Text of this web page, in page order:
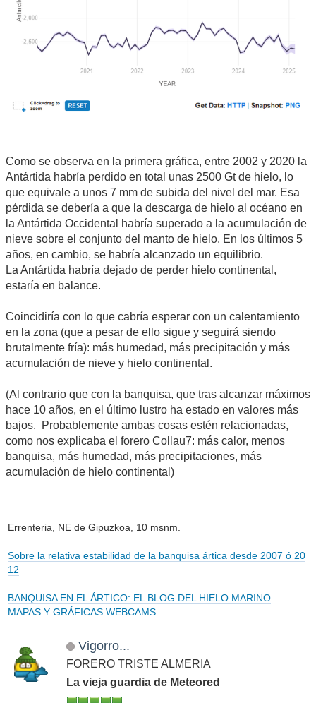
Como se observa en la primera gráfica, entre 2002 y 2020 la
Antártida habría perdido en total unas 2500 Gt de hielo, lo
que equivale a unos 7 mm de subida del nivel del mar. Esa
pérdida se debería a que la descarga de hielo al océano en
la Antártida Occidental habría superado a la acumulación de
nieve sobre el conjunto del manto de hielo. En los últimos 5
años, en cambio, se habría alcanzado un equilibrio.
La Antártida habría dejado de perder hielo continental,
estaría en balance.
Coincidiría con lo que cabría esperar con un calentamiento
en la zona (que a pesar de ello sigue y seguirá siendo
brutalmente fría): más humedad, más precipitación y más
acumulación de nieve y hielo continental.
(Al contrario que con la banquisa, que tras alcanzar máximos
hace 10 años, en el último lustro ha estado en valores más
bajos. Probablemente ambas cosas estén relacionadas,
como nos explicaba el forero Collau7: más calor, menos
banquisa, más humedad, más precipitaciones, más
acumulación de hielo continental)
Errenteria, NE de Gipuzkoa, 10 msnm.
Sobre la relativa estabilidad de la banquisa ártica desde 2007 ó 20
12
BANQUISA EN EL ÁRTICO: EL BLOG DEL HIELO MARINO
MAPAS Y GRÁFICAS WEBCAMS
Vigorro...
FORERO TRISTE ALMERIA
La vieja guardia de Meteored